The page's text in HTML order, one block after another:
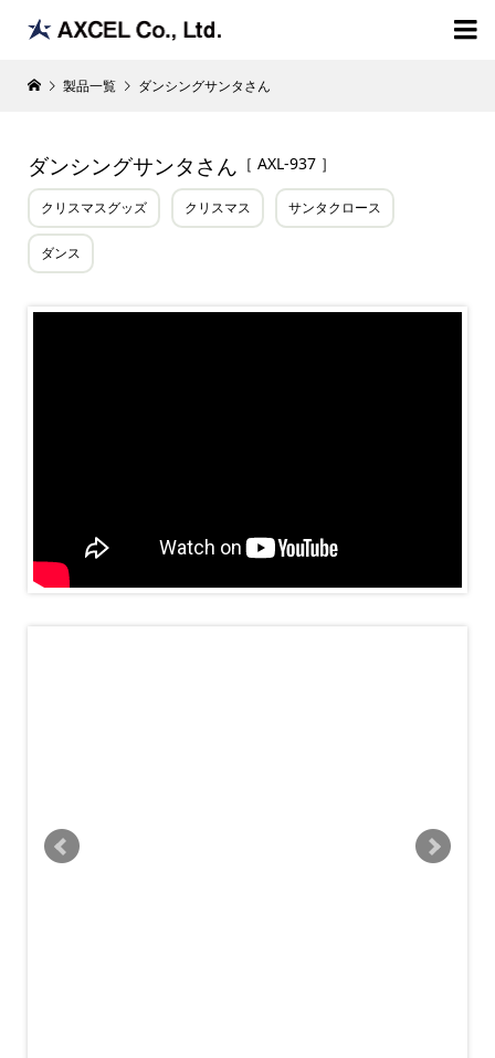

製品一覧 ダンシングサンタさん
ダンシングサンタさん ［ AXL-937 ］
クリスマスグッズ クリスマス サンタクロース
ダンス